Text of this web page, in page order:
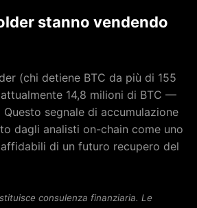
stanno vendendo
(chi detiene BTC da più di 155
14,8 milioni di BTC —
segnale di accumulazione
dagli analisti on-chain come uno
di un futuro recupero del
consulenza finanziaria. Le